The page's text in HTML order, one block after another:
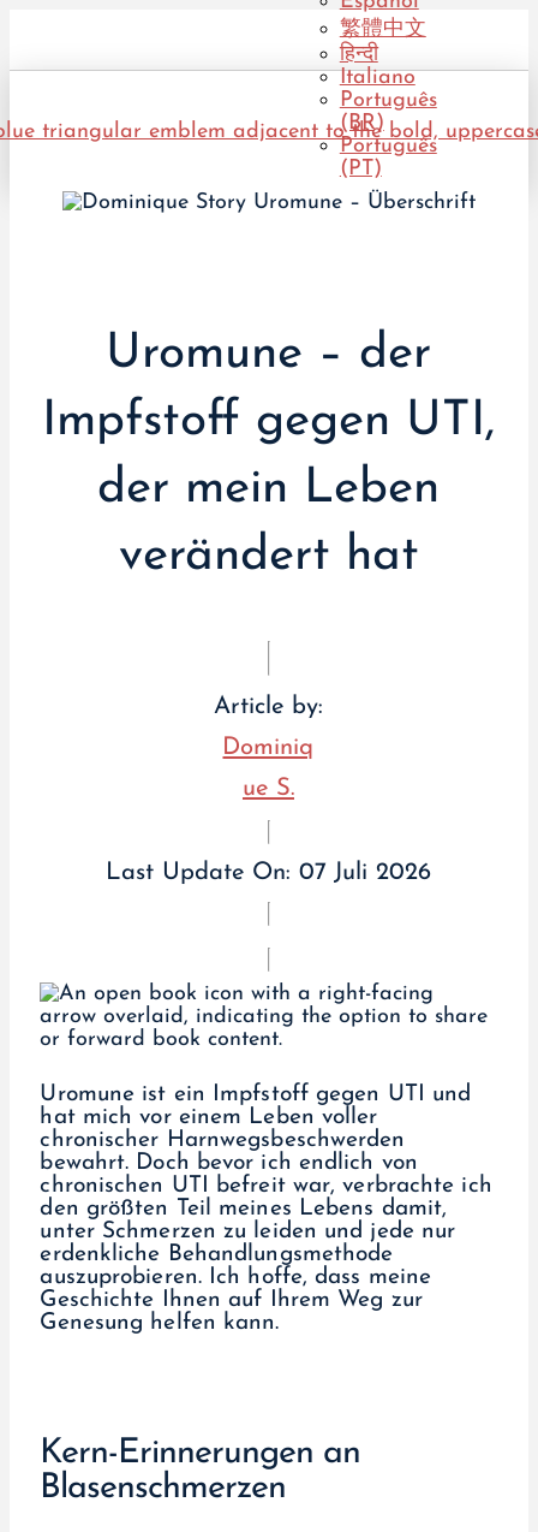
繁體中文
हिन्दी
Italiano
Português
(BR)
Português
(PT)
Uromune – der
Impfstoff gegen UTI,
der mein Leben
verändert hat
Article by:
Dominiq
ue S.
Last Update On: 07 Juli 2026
Uromune ist ein Impfstoff gegen UTI und
hat mich vor einem Leben voller
chronischer Harnwegsbeschwerden
bewahrt. Doch bevor ich endlich von
chronischen UTI befreit war, verbrachte ich
den größten Teil meines Lebens damit,
unter Schmerzen zu leiden und jede nur
erdenkliche Behandlungsmethode
auszuprobieren. Ich hoffe, dass meine
Geschichte Ihnen auf Ihrem Weg zur
Genesung helfen kann.
Kern-Erinnerungen an
Blasenschmerzen